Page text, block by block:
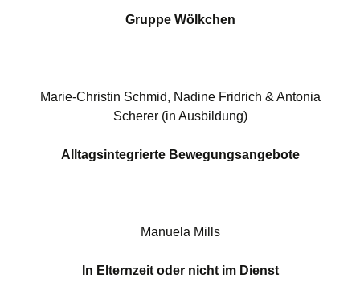
Gruppe Wölkchen
Marie-Christin Schmid, Nadine Fridrich & Antonia
Scherer (in Ausbildung)
Alltagsintegrierte Bewegungsangebote
Manuela Mills
In Elternzeit oder nicht im Dienst